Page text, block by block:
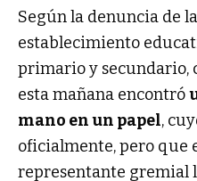
Según la denuncia de
establecimiento
primario y secundario,
esta mañana encontró
mano en un papel,
oficialmente, pero que
representante gremial